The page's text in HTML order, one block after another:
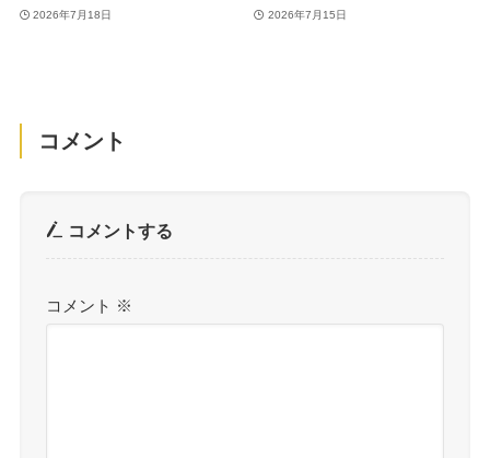
2026年7月18日 2026年7月15日
コメント
コメントする
コメント ※